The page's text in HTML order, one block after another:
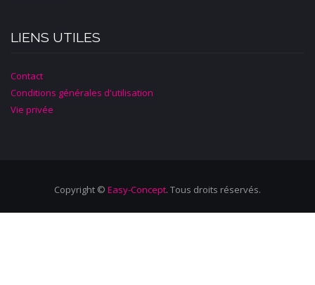
LIENS UTILES
Contact
Conditions générales d'utilisation
Vie privée
Copyright © Easy-Concept. Tous droits réservés.